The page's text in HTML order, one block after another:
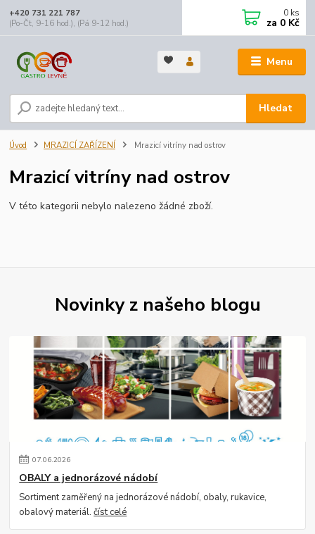
Menu
Hledat
+420 731 221 787
(Po-Čt, 9-16 hod.), (Pá 9-12 hod.)
0 ks
za 0 Kč
Úvod MRAZICÍ ZAŘÍZENÍ Mrazicí vitríny nad ostrov
Mrazicí vitríny nad ostrov
V této kategorii nebylo nalezeno žádné zboží.
Novinky z našeho blogu
07.06.2026
OBALY a jednorázové nádobí
Sortiment zaměřený na jednorázové nádobí, obaly, rukavice,
obalový materiál.číst celé